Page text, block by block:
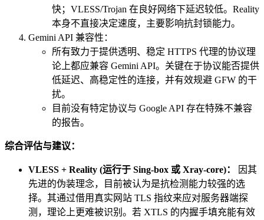
快；VLESS/Trojan 在良好网络下延迟较低。Reality
本身不直接决定速度，主要影响抗封锁能力。
Gemini API 兼容性：
所有致力于提供透明、稳定 HTTPS 代理的协议理
论上都应兼容 Gemini API。关键在于协议能否提供
低延迟、高稳定性的连接，并有效规避 GFW 的干
扰。
目前没有特定协议与 Google API 存在特殊不兼容
的报告。
综合评估与建议：
VLESS + Reality (运行于 Sing-box 或 Xray-core)：
因其
先进的伪装理念，目前被认为是抗检测能力较强的选
择。其通过借用真实网站 TLS 指纹来应对服务器端探
测，理论上更难被识别。若 XTLS 的内握手填充能有效